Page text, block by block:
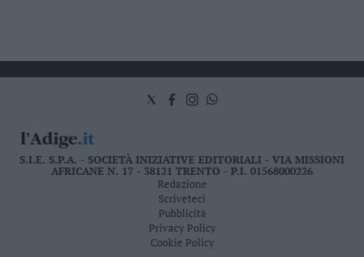
S.I.E. S.P.A. - SOCIETÀ INIZIATIVE EDITORIALI - VIA MISSIONI
AFRICANE N. 17 - 38121 TRENTO - P.I. 01568000226
Redazione
Scriveteci
Pubblicità
Privacy Policy
Cookie Policy